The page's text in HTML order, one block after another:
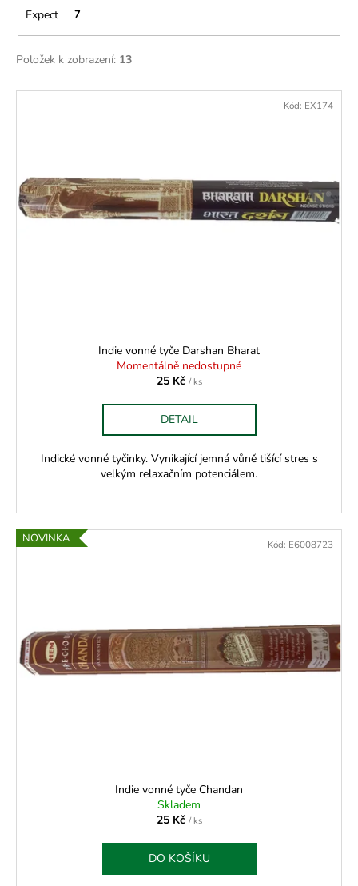
Expect 7
Položek k zobrazení: 13
V
s
p
Indie vonné tyče Darshan Bharat
Momentálně nedostupné
25 Kč / ks
DETAIL
Indické vonné tyčinky. Vynikající jemná vůně tišící stres s
velkým relaxačním potenciálem.
Kód: EX174
NOVINKA
Indie vonné tyče Chandan
Skladem
25 Kč / ks
DO KOŠÍKU
Kód: E6008723
j
e
e